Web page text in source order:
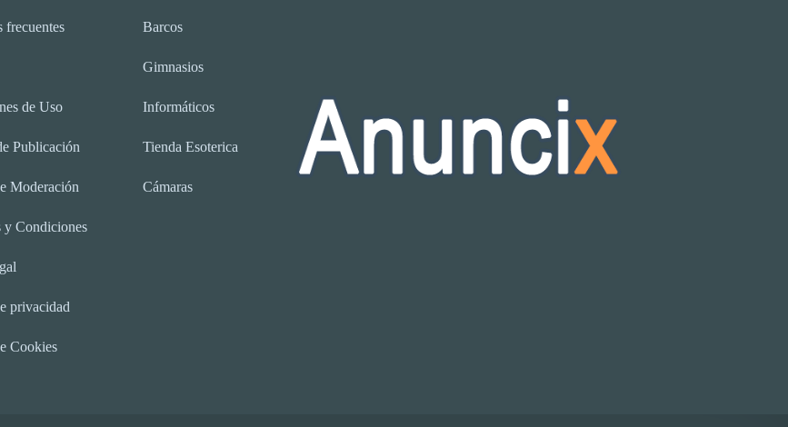
frecuentes
de Uso
Publicación
Moderación
y Condiciones
privacidad
Cookies
Barcos
Gimnasios
Informáticos
Tienda Esoterica
Cámaras